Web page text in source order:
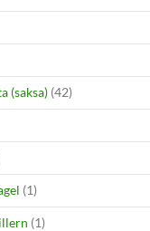
(saksa) (42)
(1)
(1)